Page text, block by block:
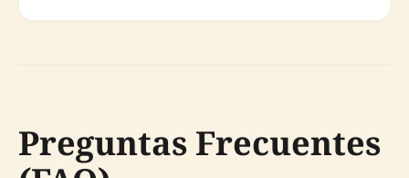
Preguntas Frecuentes